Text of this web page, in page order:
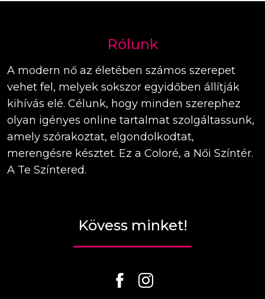
Rólunk
A modern nő az életében számos szerepet
vehet fel, melyek sokszor egyidőben állítják
kihívás elé. Célunk, hogy minden szerephez
olyan igényes online tartalmat szolgáltassunk,
amely szórakoztat, elgondolkodtat,
merengésre késztet. Ez a Coloré, a Női Színtér.
A Te Színtered.
Kövess minket!